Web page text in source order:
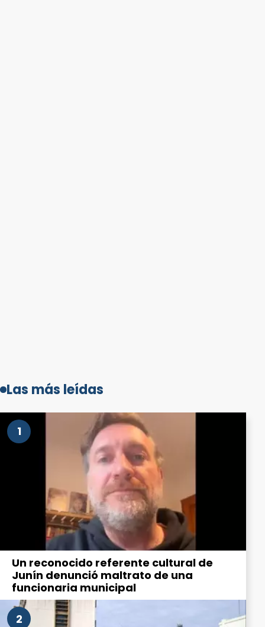
Las más leídas
1
Un reconocido referente cultural de
Junín denunció maltrato de una
funcionaria municipal
2